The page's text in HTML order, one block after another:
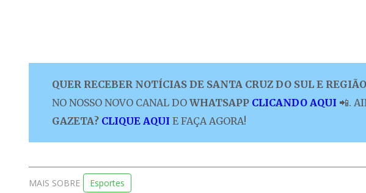
QUER RECEBER NOTÍCIAS DE SANTA CRUZ DO SUL E
NO NOSSO NOVO CANAL DO WHATSAPP CLICANDO AQUI 📲.
GAZETA? CLIQUE AQUI E FAÇA AGORA!
MAIS SOBRE Esportes